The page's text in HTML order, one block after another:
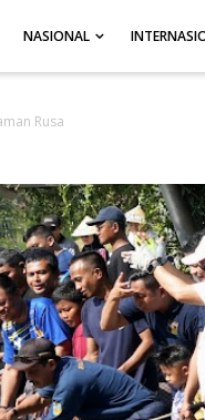
NASIONAL
Rusa